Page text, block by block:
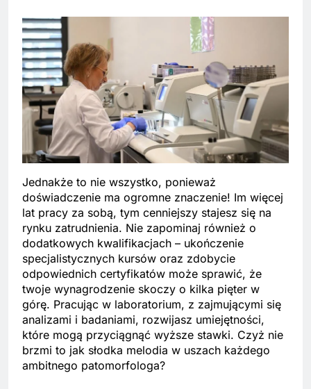
Jednakże to nie wszystko, ponieważ
doświadczenie ma ogromne znaczenie! Im więcej
lat pracy za sobą, tym cenniejszy stajesz się na
rynku zatrudnienia. Nie zapominaj również o
dodatkowych kwalifikacjach – ukończenie
specjalistycznych kursów oraz zdobycie
odpowiednich certyfikatów może sprawić, że
twoje wynagrodzenie skoczy o kilka pięter w
górę. Pracując w laboratorium, z zajmującymi się
analizami i badaniami, rozwijasz umiejętności,
które mogą przyciągnąć wyższe stawki. Czyż nie
brzmi to jak słodka melodia w uszach każdego
ambitnego patomorfologa?